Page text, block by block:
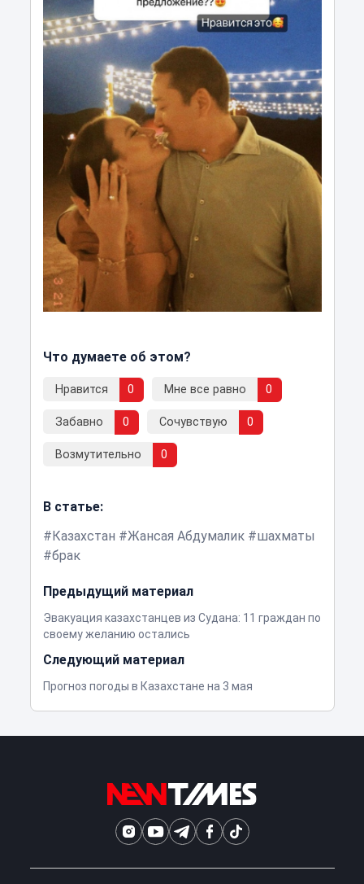
Что думаете об этом?
Нравится 0 Мне все равно 0
Забавно 0 Сочувствую 0
Возмутительно 0
В статье:
Казахстан
Жансая Абдумалик
шахматы
брак
Предыдущий материал
Эвакуация казахстанцев из Судана: 11 граждан по
своему желанию остались
Следующий материал
Прогноз погоды в Казахстане на 3 мая